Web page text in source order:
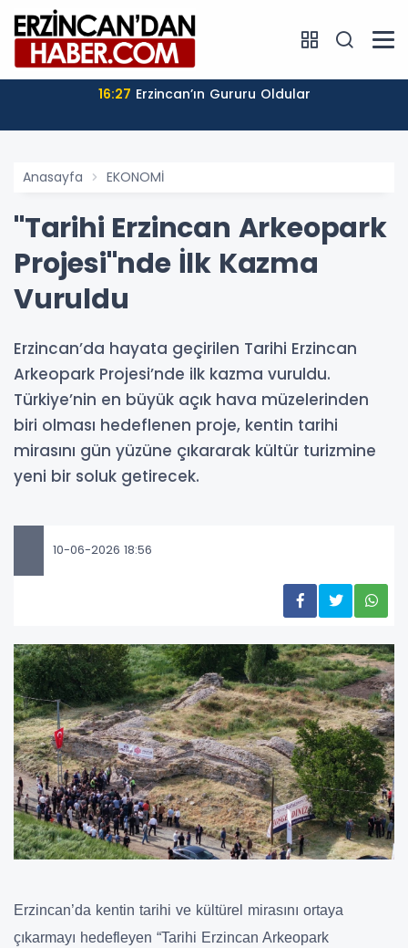
16:27 Erzincan’ın Gururu Oldular
Anasayfa EKONOMİ
"Tarihi Erzincan Arkeopark
Projesi"nde İlk Kazma
Vuruldu
Erzincan’da hayata geçirilen Tarihi Erzincan
Arkeopark Projesi’nde ilk kazma vuruldu.
Türkiye’nin en büyük açık hava müzelerinden
biri olması hedeflenen proje, kentin tarihi
mirasını gün yüzüne çıkararak kültür turizmine
yeni bir soluk getirecek.
10-06-2026 18:56
Erzincan’da kentin tarihi ve kültürel mirasını ortaya
çıkarmayı hedefleyen “Tarihi Erzincan Arkeopark